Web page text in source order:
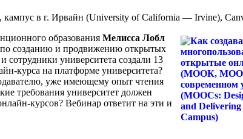
в г. Ирвайн (University of California — Irvine),
образования Мелисса Лобл
по созданию и продвижению открытых
сотрудники университета создали 13
курса на платформе университета?
уже имеющему опыт чтения
требования университет должен
курсов? Вебинар ответит на эти и